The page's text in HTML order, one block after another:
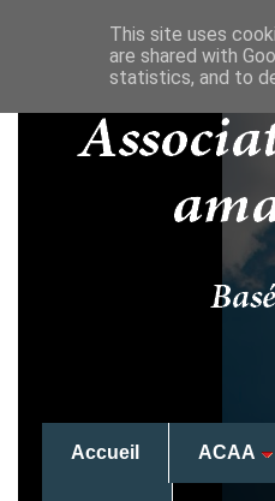
Accueil ACAA
This site uses
are shared with
statistics, and to